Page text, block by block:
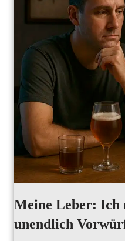
Meine Leber: Ich
unendlich